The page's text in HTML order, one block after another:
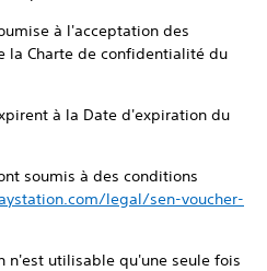
à l'acceptation des
la Charte de confidentialité du
à la Date d'expiration du
soumis à des conditions
legal/sen-voucher-
n'est utilisable qu'une seule fois